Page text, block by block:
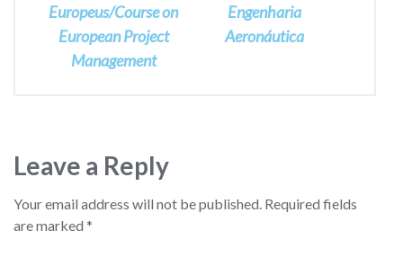
Europeus/Course on
European Project
Management
Engenharia
Aeronáutica
Leave a Reply
Your email address will not be published. Required fields
are marked *